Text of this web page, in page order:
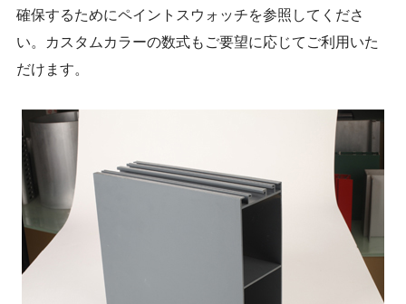
確保するためにペイントスウォッチを参照してくださ
い。カスタムカラーの数式もご要望に応じてご利用いた
だけます。